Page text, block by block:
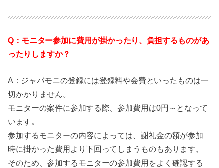
Q：モニター参加に費用が掛かったり、負担するものがあ
ったりしますか？
A：ジャパモニの登録には登録料や会費といったものは一
切かかりません。
モニターの案件に参加する際、参加費用は0円～となって
います。
参加するモニターの内容によっては、謝礼金の額が参加
時に掛かった費用より下回ってしまうものもあります。
そのため、参加するモニターの参加費用をよく確認する